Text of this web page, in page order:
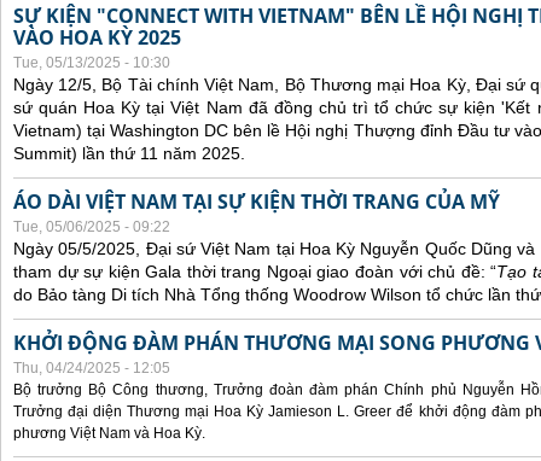
SỰ KIỆN "CONNECT WITH VIETNAM" BÊN LỀ HỘI
VÀO HOA KỲ 2025
Tue, 05/13/2025 - 10:30
Ngày 12/5, Bộ Tài chính Việt Nam, Bộ Thương mại Hoa Kỳ, Đại sứ
sứ quán Hoa Kỳ tại Việt Nam đã đồng chủ trì tổ chức sự kiện 'Kết
Vietnam) tại Washington DC bên lề Hội nghị Thượng đỉnh Đầu tư
Summit) lần thứ 11 năm 2025.
ÁO DÀI VIỆT NAM TẠI SỰ KIỆN THỜI TRANG CỦA MỸ
Tue, 05/06/2025 - 09:22
Ngày 05/5/2025, Đại sứ Việt Nam tại Hoa Kỳ Nguyễn Quốc Dũng
tham dự sự kiện Gala thời trang Ngoại giao đoàn với chủ đề: “Tạo
do Bảo tàng Di tích Nhà Tổng thống Woodrow Wilson tổ chức lần
KHỞI ĐỘNG ĐÀM PHÁN THƯƠNG MẠI SONG PHƯƠNG
Thu, 04/24/2025 - 12:05
Bộ trưởng Bộ Công thương, Trưởng đoàn đàm phán Chính phủ Nguyễn
Trưởng đại diện Thương mại Hoa Kỳ Jamieson L. Greer để khởi động đàm
phương Việt Nam và Hoa Kỳ.